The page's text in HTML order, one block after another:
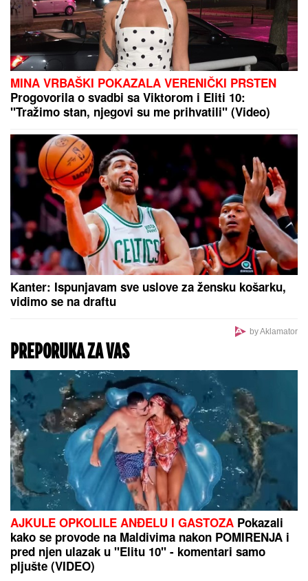
MINA VRBAŠKI POKAZALA VERENIČKI PRSTEN
Progovorila o svadbi sa Viktorom i Eliti 10:
"Tražimo stan, njegovi su me prihvatili" (Video)
Kanter: Ispunjavam sve uslove za žensku košarku,
vidimo se na draftu
by Aklamator
PREPORUKA ZA VAS
AJKULE OPKOLILE ANĐELU I GASTOZA Pokazali
kako se provode na Maldivima nakon POMIRENJA i
pred njen ulazak u "Elitu 10" - komentari samo
pljušte (VIDEO)